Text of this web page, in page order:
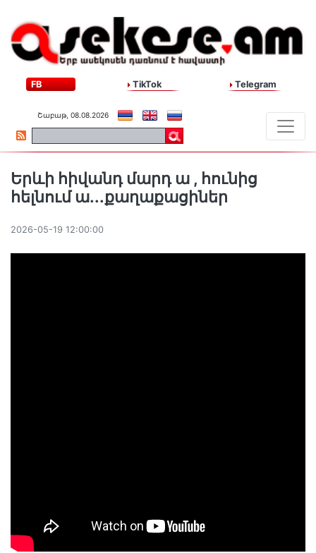
FB TikTok Telegram
Շաբաթ, 08.08.2026
Երևի հիվանդ մարդ ա , հունից
հելնում ա․․․քաղաքացիներ
2026-05-19 12:00:00